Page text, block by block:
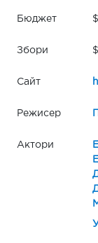
Бюджет
Збори
Сайт
Режисер
Актори